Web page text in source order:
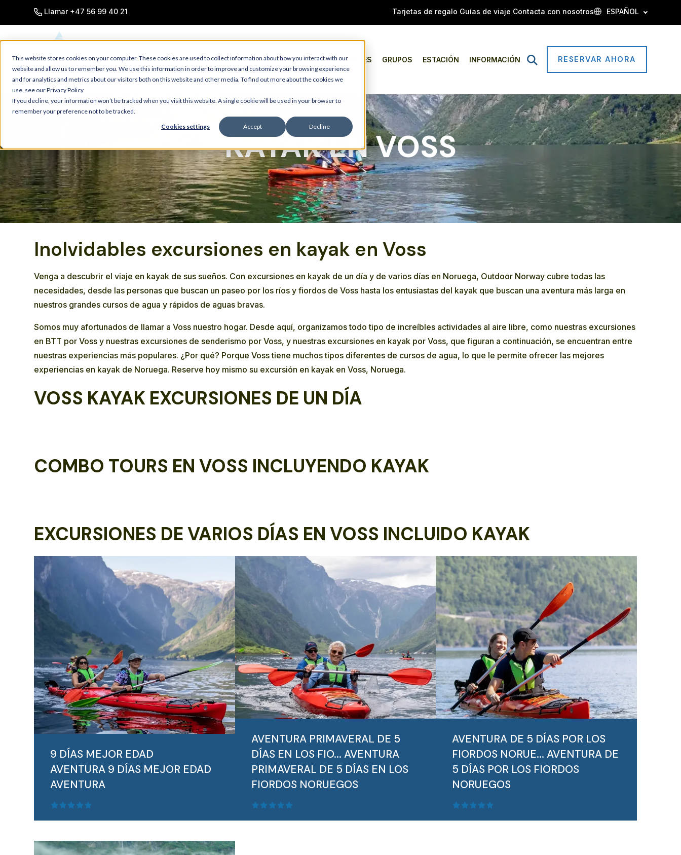
This website stores cookies on your computer. These cookies are used to collect information about how you interact with our
website and allow us to remember you. We use this information in order to improve and customize your browsing experience
and for analytics and metrics about our visitors both on this website and other media. To find out more about the cookies we
use, see our Privacy Policy
If you decline, your information won’t be tracked when you visit this website. A single cookie will be used in your browser to
remember your preference not to be tracked.
Cookies settings Accept Decline
Llamar +47 56 99 40 21 Tarjetas de regalo Guías de viaje Contacta con nosotros ESPAÑOL
TIPO ACTIVIDADES GRUPOS ESTACIÓN INFORMACIÓN
Open
Search
RESERVAR AHORA
KAYAK EN VOSS
Inolvidables excursiones en kayak en Voss
Venga a descubrir el viaje en kayak de sus sueños. Con excursiones en kayak de un día y de varios días en Noruega, Outdoor Norway cubre todas las
necesidades, desde las personas que buscan un paseo por los ríos y fiordos de Voss hasta los entusiastas del kayak que buscan una aventura más larga en
nuestros grandes cursos de agua y rápidos de aguas bravas.
Somos muy afortunados de llamar a Voss nuestro hogar. Desde aquí, organizamos todo tipo de increíbles actividades al aire libre, como nuestras excursiones
en BTT por Voss y nuestras excursiones de senderismo por Voss, y nuestras excursiones en kayak por Voss, que figuran a continuación, se encuentran entre
nuestras experiencias más populares. ¿Por qué? Porque Voss tiene muchos tipos diferentes de cursos de agua, lo que le permite ofrecer las mejores
experiencias en kayak de Noruega. Reserve hoy mismo su excursión en kayak en Voss, Noruega.
VOSS KAYAK EXCURSIONES DE UN DÍA
COMBO TOURS EN VOSS INCLUYENDO KAYAK
EXCURSIONES DE VARIOS DÍAS EN VOSS INCLUIDO KAYAK
9 DÍAS MEJOR EDAD
AVENTURA 9 DÍAS MEJOR EDAD
AVENTURA
AVENTURA PRIMAVERAL DE 5
DÍAS EN LOS FIO... AVENTURA
PRIMAVERAL DE 5 DÍAS EN LOS
FIORDOS NORUEGOS
AVENTURA DE 5 DÍAS POR LOS
FIORDOS NORUE... AVENTURA DE
5 DÍAS POR LOS FIORDOS
NORUEGOS